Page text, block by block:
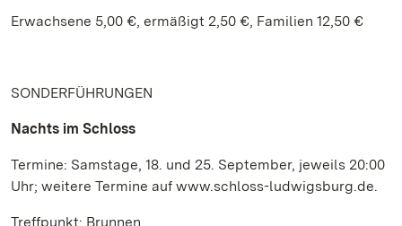
Erwachsene 5,00 €, ermäßigt 2,50 €, Familien 12,50 €
SONDERFÜHRUNGEN
Nachts im Schloss
Termine: Samstage, 18. und 25. September, jeweils 20:00
Uhr; weitere Termine auf www.schloss-ludwigsburg.de.
Treffpunkt: Brunnen